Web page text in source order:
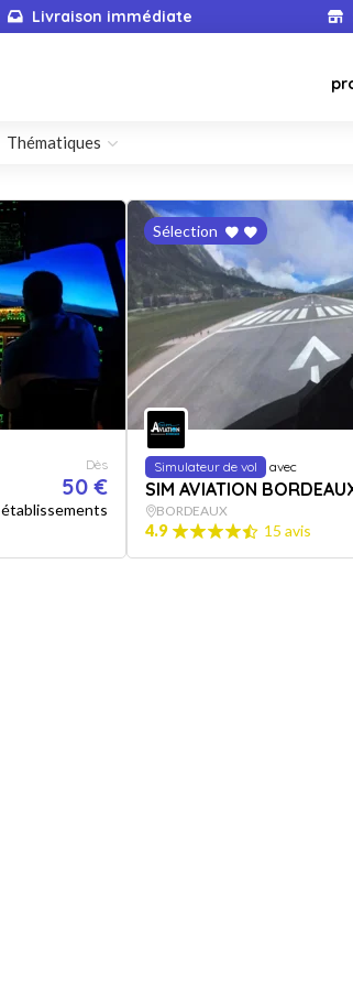
Livraison immédiate
Thématiques
Dès
50 €
établissements
Sélection
Simulateur de vol avec
SIM AVIATION
BORDEAUX
4.9 15 avis